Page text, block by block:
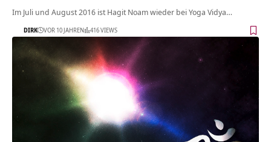
Im Juli und August 2016 ist Hagit Noam wieder bei Yoga Vidya…
DIRK VOR 10 JAHREN 416 VIEWS